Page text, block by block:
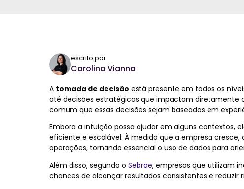
escrito por
Carolina Vianna
A tomada de decisão está presente em todos os
até decisões estratégicas que impactam diretamente
comum que essas decisões sejam baseadas em
Embora a intuição possa ajudar em alguns contextos,
eficiente e escalável. À medida que a empresa
operações, tornando essencial o uso de dados para
Além disso, segundo o Sebrae, empresas que utilizam
chances de alcançar resultados consistentes e reduzir